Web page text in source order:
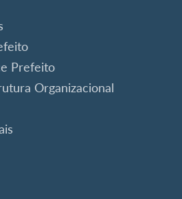
Prefeito
Organizacional